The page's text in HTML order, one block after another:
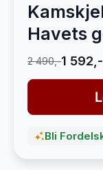
Havets
2 490,-1 592,-
Bli